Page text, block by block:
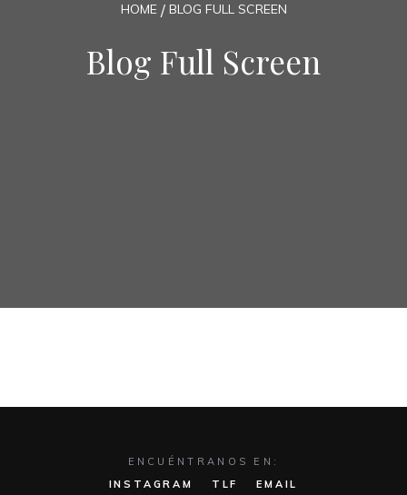
HOME BLOG FULL SCREEN
Blog Full Screen
ENCUÉNTRANOS EN:
INSTAGRAM
TLF EMAIL